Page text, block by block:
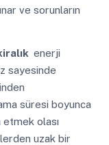
ve sorunların
enerji
sayesinde
süresi boyunca
olası
uzak bir